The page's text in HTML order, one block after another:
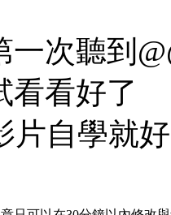
一次聽到
看看好了
片自學就